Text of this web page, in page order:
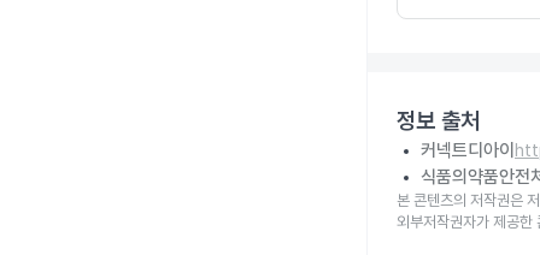
정보 출처
커넥트디아이
식품의약품안전
본 콘텐츠의 저작권은
외부저작권자가 제공한